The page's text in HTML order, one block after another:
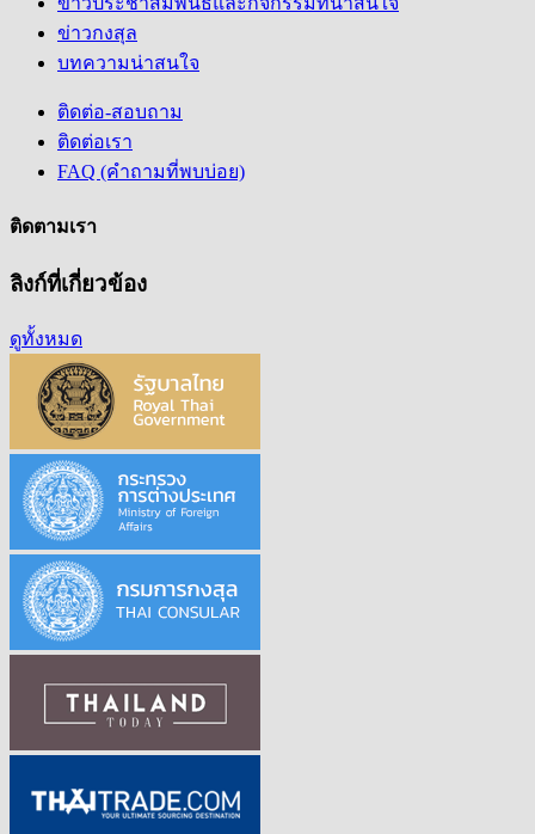
ข่าวกงสุล
บทความน่าสนใจ
ติดต่อ-สอบถาม
ติดต่อเรา
FAQ (คำถามที่พบบ่อย)
ติดตามเรา
ลิงก์ที่เกี่ยวข้อง
ดูทั้งหมด